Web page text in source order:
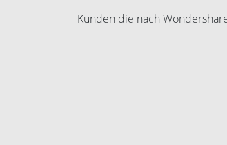
Kunden die nach